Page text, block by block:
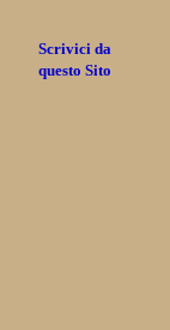
Scrivici da
questo Sito